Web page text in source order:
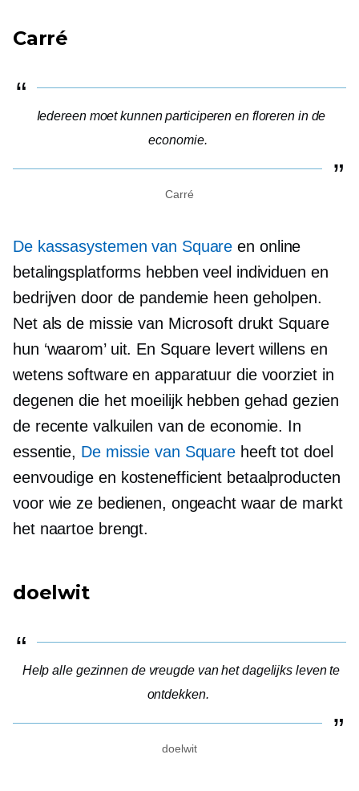
Carré
Iedereen moet kunnen participeren en floreren in de
economie.
Carré
De kassasystemen van Square en online
betalingsplatforms hebben veel individuen en
bedrijven door de pandemie heen geholpen.
Net als de missie van Microsoft drukt Square
hun ‘waarom’ uit. En Square levert willens en
wetens software en apparatuur die voorziet in
degenen die het moeilijk hebben gehad gezien
de recente valkuilen van de economie. In
essentie, De missie van Square heeft tot doel
eenvoudige en kostenefficient betaalproducten
voor wie ze bedienen, ongeacht waar de markt
het naartoe brengt.
doelwit
Help alle gezinnen de vreugde van het dagelijks leven te
ontdekken.
doelwit